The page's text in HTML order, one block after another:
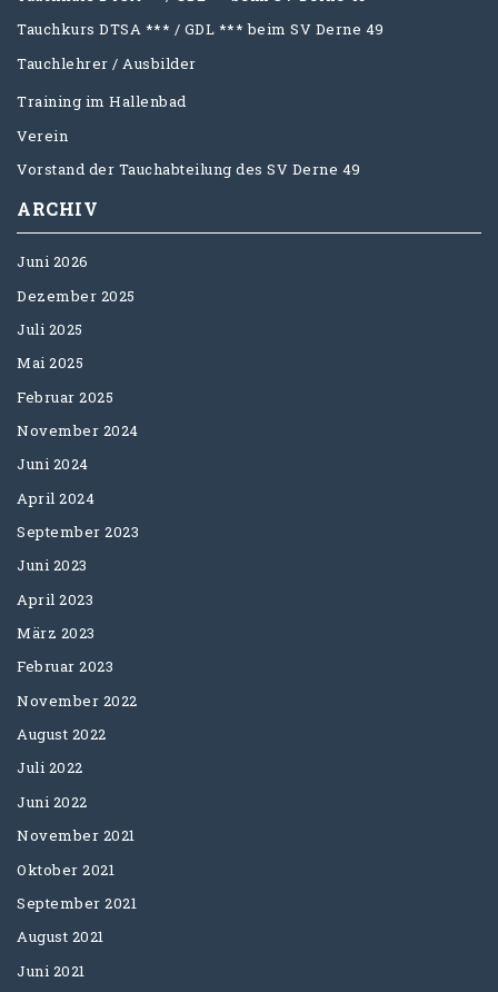
Tauchkurs DTSA *** / GDL *** beim SV Derne 49
Tauchlehrer / Ausbilder
Training im Hallenbad
Verein
Vorstand der Tauchabteilung des SV Derne 49
ARCHIV
Juni 2026
Dezember 2025
Juli 2025
Mai 2025
Februar 2025
November 2024
Juni 2024
April 2024
September 2023
Juni 2023
April 2023
März 2023
Februar 2023
November 2022
August 2022
Juli 2022
Juni 2022
November 2021
Oktober 2021
September 2021
August 2021
Juni 2021